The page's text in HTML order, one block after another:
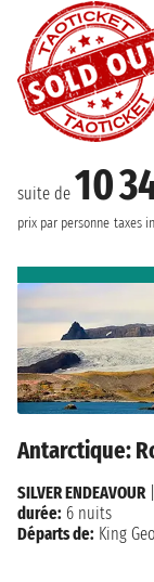
suite de 10
prix par personne taxes
Antarctique:
SILVER ENDEAVOUR
durée: 6 nuits
Départs de: King